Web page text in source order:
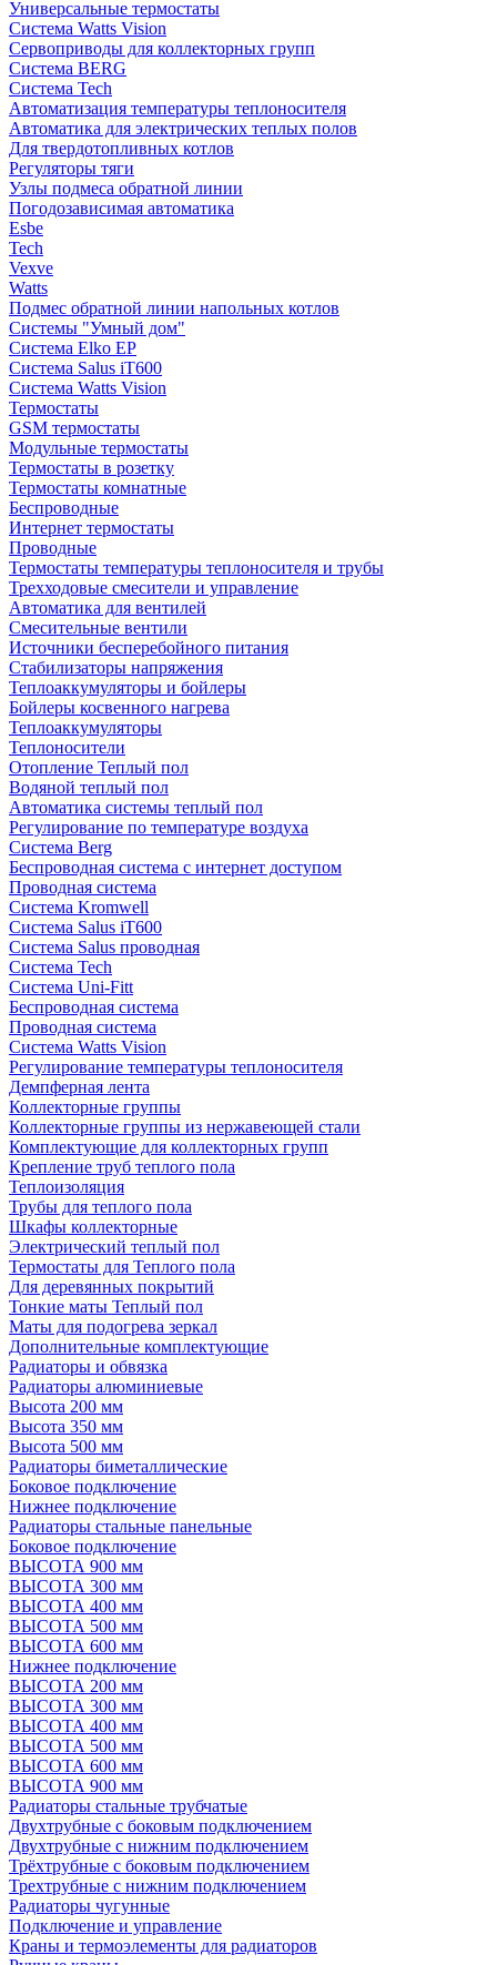
Универсальные термостаты
Система Watts Vision
Сервоприводы для коллекторных групп
Система BERG
Система Tech
Автоматизация температуры теплоносителя
Автоматика для электрических теплых полов
Для твердотопливных котлов
Регуляторы тяги
Узлы подмеса обратной линии
Погодозависимая автоматика
Esbe
Tech
Vexve
Watts
Подмес обратной линии напольных котлов
Системы "Умный дом"
Система Elko EP
Система Salus iT600
Система Watts Vision
Термостаты
GSM термостаты
Модульные термостаты
Термостаты в розетку
Термостаты комнатные
Беспроводные
Интернет термостаты
Проводные
Термостаты температуры теплоносителя и трубы
Трехходовые смесители и управление
Автоматика для вентилей
Смесительные вентили
Источники бесперебойного питания
Стабилизаторы напряжения
Теплоаккумуляторы и бойлеры
Бойлеры косвенного нагрева
Теплоаккумуляторы
Теплоносители
Отопление Теплый пол
Водяной теплый пол
Автоматика системы теплый пол
Регулирование по температуре воздуха
Система Berg
Беспроводная система с интернет доступом
Проводная система
Система Kromwell
Система Salus iT600
Система Salus проводная
Система Tech
Система Uni-Fitt
Беспроводная система
Проводная система
Система Watts Vision
Регулирование температуры теплоносителя
Демпферная лента
Коллекторные группы
Коллекторные группы из нержавеющей стали
Комплектующие для коллекторных групп
Крепление труб теплого пола
Теплоизоляция
Трубы для теплого пола
Шкафы коллекторные
Электрический теплый пол
Термостаты для Теплого пола
Для деревянных покрытий
Тонкие маты Теплый пол
Маты для подогрева зеркал
Дополнительные комплектующие
Радиаторы и обвязка
Радиаторы алюминиевые
Высота 200 мм
Высота 350 мм
Высота 500 мм
Радиаторы биметаллические
Боковое подключение
Нижнее подключение
Радиаторы стальные панельные
Боковое подключение
ВЫСОТА 900 мм
ВЫСОТА 300 мм
ВЫСОТА 400 мм
ВЫСОТА 500 мм
ВЫСОТА 600 мм
Нижнее подключение
ВЫСОТА 200 мм
ВЫСОТА 300 мм
ВЫСОТА 400 мм
ВЫСОТА 500 мм
ВЫСОТА 600 мм
ВЫСОТА 900 мм
Радиаторы стальные трубчатые
Двухтрубные с боковым подключением
Двухтрубные с нижним подключением
Трёхтрубные с боковым подключением
Трехтрубные с нижним подключением
Радиаторы чугунные
Подключение и управление
Краны и термоэлементы для радиаторов